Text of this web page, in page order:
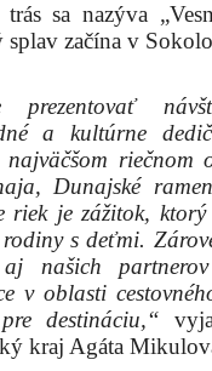
sa nazýva
splav začína v
a kultúrne
riečnom
Dunajské
riek je zážitok,
s deťmi.
aj našich
v oblasti
destináciu,“
kraj Agáta